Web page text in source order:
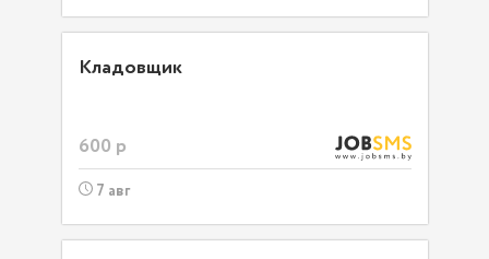
Кладовщик
600 р
7 авг